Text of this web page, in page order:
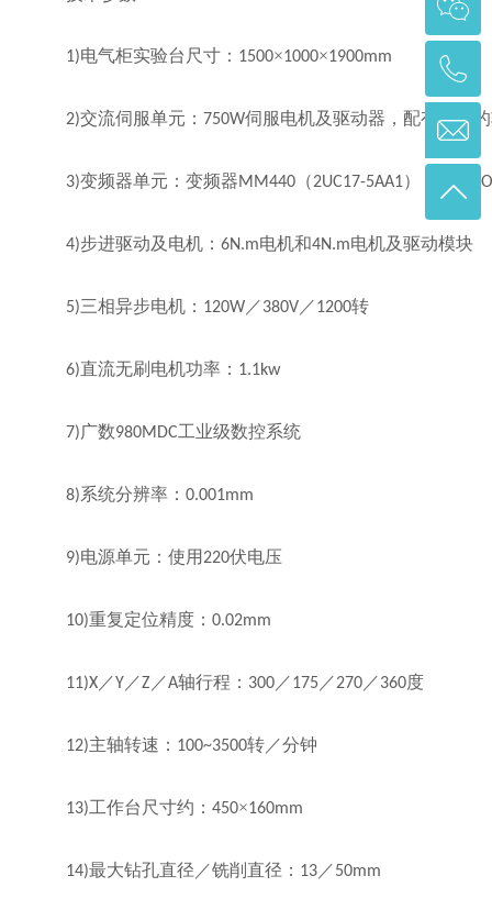
1)电气柜实验台尺寸： 1500×1000×1900mm
2)交流伺服单元： 750W伺服电机及驱动器，配有相应
3)变频器单元：变频器MM440 （2UC17-5AA1），
4)步进驱动及电机： 6N.m电机和4N.m电机及驱动模块
5)三相异步电机： 120W ／380V ／1200转
6)直流无刷电机功率： 1.1kw
7)广数980MDC工业级数控系统
8)系统分辨率： 0.001mm
9)电源单元：使用220伏电压
10)重复定位精度： 0.02mm
11)X ／Y ／Z ／A轴行程： 300 ／175 ／270 ／360度
12)主轴转速： 100~3500转／分钟
13)工作台尺寸约： 450×160mm
14)最大钻孔直径／铣削直径： 13 ／50mm